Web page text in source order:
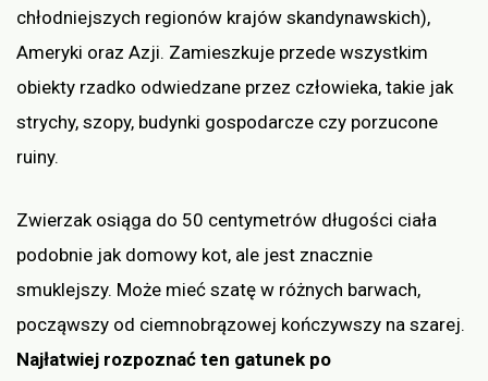
chłodniejszych regionów krajów skandynawskich),
Ameryki oraz Azji. Zamieszkuje przede wszystkim
obiekty rzadko odwiedzane przez człowieka, takie jak
strychy, szopy, budynki gospodarcze czy porzucone
ruiny.
Zwierzak osiąga do 50 centymetrów długości ciała
podobnie jak domowy kot, ale jest znacznie
smuklejszy. Może mieć szatę w różnych barwach,
począwszy od ciemnobrązowej kończywszy na szarej.
Najłatwiej rozpoznać ten gatunek po